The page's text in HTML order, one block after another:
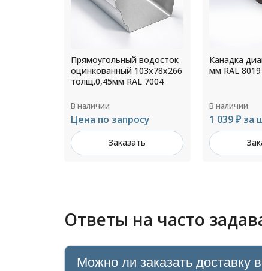
Канадка диаметр 216/300
мм RAL 8019
В наличии
1 039 ₽ за шт
Заказать
Заглушка
300 мм RAL
В наличии
354 ₽ за
Ответы на часто
Можно ли заказать доставку